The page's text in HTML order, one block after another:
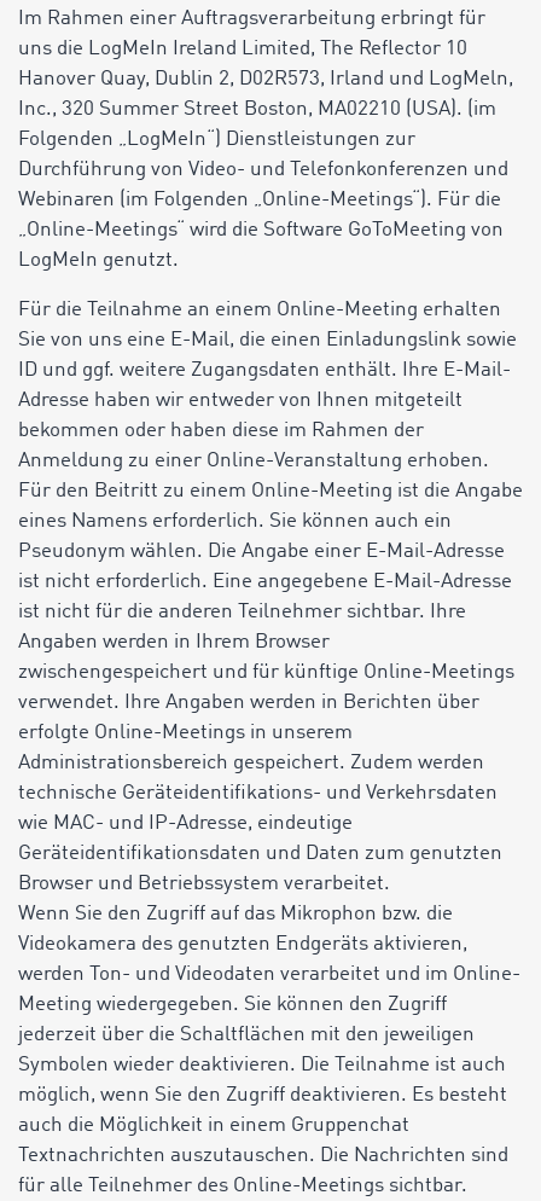
Im Rahmen einer Auftragsverarbeitung erbringt für
uns die LogMeIn Ireland Limited, The Reflector 10
Hanover Quay, Dublin 2, D02R573, Irland und LogMeln,
Inc., 320 Summer Street Boston, MA02210 (USA). (im
Folgenden „LogMeIn“) Dienstleistungen zur
Durchführung von Video- und Telefonkonferenzen und
Webinaren (im Folgenden „Online-Meetings“). Für die
„Online-Meetings“ wird die Software GoToMeeting von
LogMeIn genutzt.
Für die Teilnahme an einem Online-Meeting erhalten
Sie von uns eine E-Mail, die einen Einladungslink sowie
ID und ggf. weitere Zugangsdaten enthält. Ihre E-Mail-
Adresse haben wir entweder von Ihnen mitgeteilt
bekommen oder haben diese im Rahmen der
Anmeldung zu einer Online-Veranstaltung erhoben.
Für den Beitritt zu einem Online-Meeting ist die Angabe
eines Namens erforderlich. Sie können auch ein
Pseudonym wählen. Die Angabe einer E-Mail-Adresse
ist nicht erforderlich. Eine angegebene E-Mail-Adresse
ist nicht für die anderen Teilnehmer sichtbar. Ihre
Angaben werden in Ihrem Browser
zwischengespeichert und für künftige Online-Meetings
verwendet. Ihre Angaben werden in Berichten über
erfolgte Online-Meetings in unserem
Administrationsbereich gespeichert. Zudem werden
technische Geräteidentifikations- und Verkehrsdaten
wie MAC- und IP-Adresse, eindeutige
Geräteidentifikationsdaten und Daten zum genutzten
Browser und Betriebssystem verarbeitet.
Wenn Sie den Zugriff auf das Mikrophon bzw. die
Videokamera des genutzten Endgeräts aktivieren,
werden Ton- und Videodaten verarbeitet und im Online-
Meeting wiedergegeben. Sie können den Zugriff
jederzeit über die Schaltflächen mit den jeweiligen
Symbolen wieder deaktivieren. Die Teilnahme ist auch
möglich, wenn Sie den Zugriff deaktivieren. Es besteht
auch die Möglichkeit in einem Gruppenchat
Textnachrichten auszutauschen. Die Nachrichten sind
für alle Teilnehmer des Online-Meetings sichtbar.